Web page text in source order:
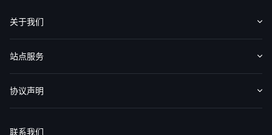
关于我们
认识华盛
媒体报导
意见反馈
站点服务
收费标准
交易工具
帮助中心
协议声明
联系我们